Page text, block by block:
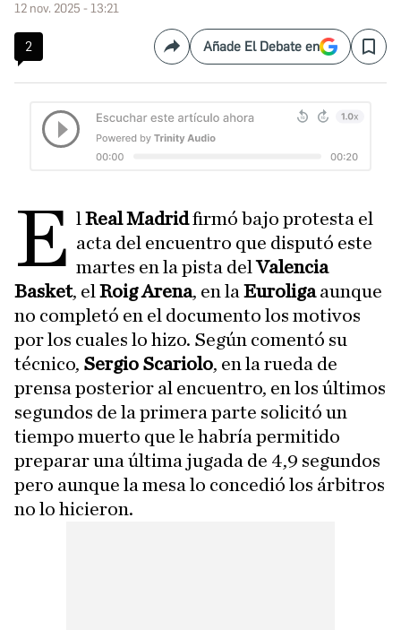
12 nov. 2025 - 13:21
2 CompartirAñade El Debate en Save
E lReal Madridfirmó bajo protesta el
acta del encuentro que disputó este
martes en la pista delValencia
Basket, el Roig Arena, en la Euroligaaunque
no completó en el documento los motivos
por los cuales lo hizo. Según comentó su
técnico, Sergio Scariolo, en la rueda de
prensa posterior al encuentro, en los últimos
segundos de la primera parte solicitó un
tiempo muerto que le habría permitido
preparar una última jugada de 4,9 segundos
pero aunque la mesa lo concedió los árbitros
no lo hicieron.